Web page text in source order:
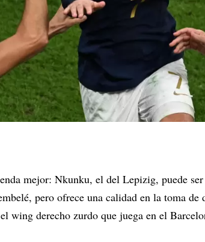
mejor: Nkunku, el del Lepizig, puede
pero ofrece una calidad en la toma de
wing derecho zurdo que juega en el